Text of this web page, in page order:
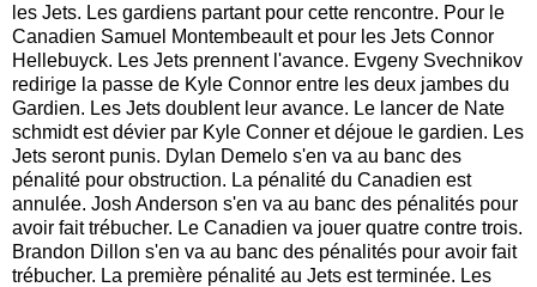
les Jets. Les gardiens partant pour cette rencontre. Pour le
Canadien Samuel Montembeault et pour les Jets Connor
Hellebuyck. Les Jets prennent l'avance. Evgeny Svechnikov
redirige la passe de Kyle Connor entre les deux jambes du
Gardien. Les Jets doublent leur avance. Le lancer de Nate
schmidt est dévier par Kyle Conner et déjoue le gardien. Les
Jets seront punis. Dylan Demelo s'en va au banc des
pénalité pour obstruction. La pénalité du Canadien est
annulée. Josh Anderson s'en va au banc des pénalités pour
avoir fait trébucher. Le Canadien va jouer quatre contre trois.
Brandon Dillon s'en va au banc des pénalités pour avoir fait
trébucher. La première pénalité au Jets est terminée. Les